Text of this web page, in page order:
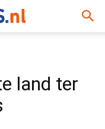
land ter